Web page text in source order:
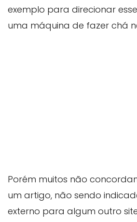
exemplo para direcionar
uma máquina de fazer chá
Porém muitos não
um artigo, não sendo
externo para algum outro